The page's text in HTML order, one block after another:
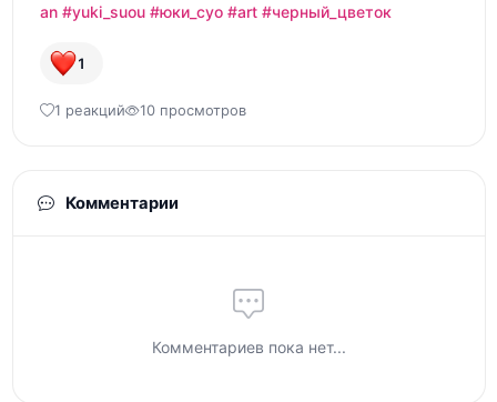
an #yuki_suou #юки_суо #art #черный_цветок
1
1 реакций 10 просмотров
Комментарии
Комментариев пока нет...